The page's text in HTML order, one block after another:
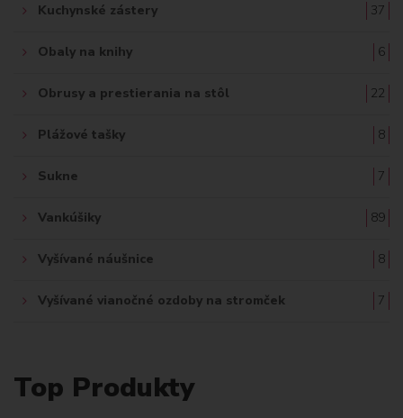
Kuchynské zástery 37
Obaly na knihy 6
Obrusy a prestierania na stôl 22
Plážové tašky 8
Sukne 7
Vankúšiky 89
Vyšívané náušnice 8
Vyšívané vianočné ozdoby na stromček 7
Top Produkty